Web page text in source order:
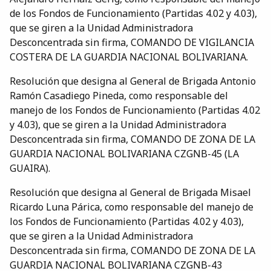
de los Fondos de Funcionamiento (Partidas 4.02 y 4.03),
que se giren a la Unidad Administradora
Desconcentrada sin firma, COMANDO DE VIGILANCIA
COSTERA DE LA GUARDIA NACIONAL BOLIVARIANA.
Resolución que designa al General de Brigada Antonio
Ramón Casadiego Pineda, como responsable del
manejo de los Fondos de Funcionamiento (Partidas 4.02
y 4.03), que se giren a la Unidad Administradora
Desconcentrada sin firma, COMANDO DE ZONA DE LA
GUARDIA NACIONAL BOLIVARIANA CZGNB-45 (LA
GUAIRA).
Resolución que designa al General de Brigada Misael
Ricardo Luna Párica, como responsable del manejo de
los Fondos de Funcionamiento (Partidas 4.02 y 4.03),
que se giren a la Unidad Administradora
Desconcentrada sin firma, COMANDO DE ZONA DE LA
GUARDIA NACIONAL BOLIVARIANA CZGNB-43